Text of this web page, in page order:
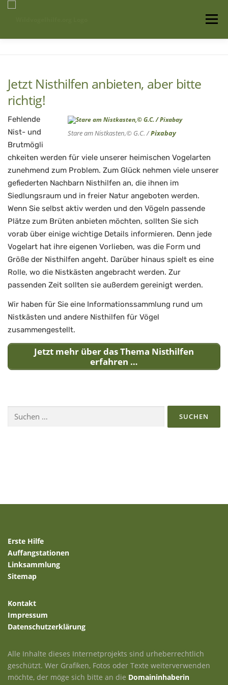
Menü
Auffangstationen
Jetzt Nisthilfen anbieten, aber bitte
richtig!
Stare am Nistkasten,© G.C. /Pixabay
Fehlende
Nist- und
Brutmögli
chkeiten werden für viele unserer heimischen Vogelarten
zunehmend zum Problem. Zum Glück nehmen viele unserer
gefiederten Nachbarn Nisthilfen an, die ihnen im
Siedlungsraum und in freier Natur angeboten werden.
Wenn Sie selbst aktiv werden und den Vögeln passende
Plätze zum Brüten anbieten möchten, sollten Sie sich
vorab über einige wichtige Details informieren. Denn jede
Vogelart hat ihre eigenen Vorlieben, was die Form und
Größe der Nisthilfen angeht. Darüber hinaus spielt es eine
Rolle, wo die Nistkästen angebracht werden. Zur
passenden Zeit sollten sie außerdem gereinigt werden.
Wir haben für Sie eine Informationssammlung rund um
Nistkästen und andere Nisthilfen für Vögel
zusammengestellt.
Jetzt mehr über das Thema Nisthilfen
erfahren …
nach:
Erste Hilfe
Auffangstationen
Linksammlung
Sitemap
Kontakt
Impressum
Datenschutzerklärung
Alle Inhalte dieses Internetprojekts sind urheberrechtlich
geschützt. Wer Grafiken, Fotos oder Texte weiterverwenden
möchte, der möge sich bitte an die Domaininhaberin